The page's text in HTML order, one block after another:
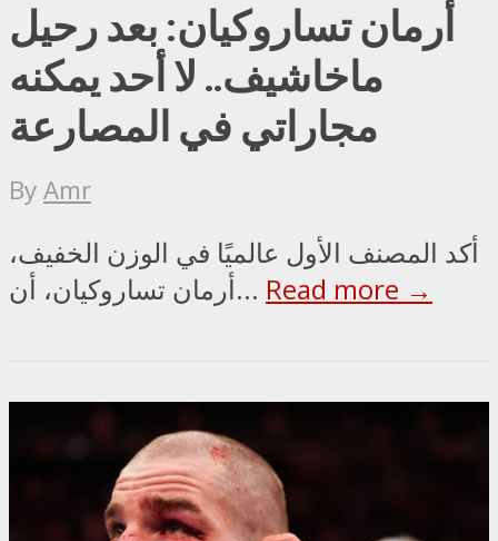
أرمان تساروكيان: بعد رحيل
ماخاشيف.. لا أحد يمكنه
مجاراتي في المصارعة
ByAmr
أكد المصنف الأول عالميًا في الوزن الخفيف،
أرمان تساروكيان، أن... Read more →